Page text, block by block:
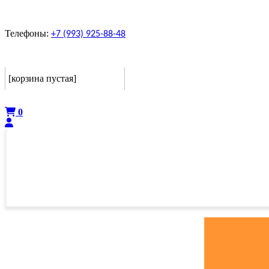
Телефоны: +7 (993) 925-88-48
[корзина пустая]
0